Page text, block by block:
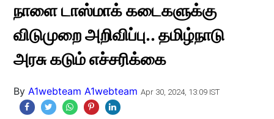
நாளை டாஸ்மாக் கடைகளுக்கு
விடுமுறை அறிவிப்பு.. தமிழ்நாடு
அரசு கடும் எச்சரிக்கை
By A1webteam A1webteam Apr 30, 2024, 13:09 IST